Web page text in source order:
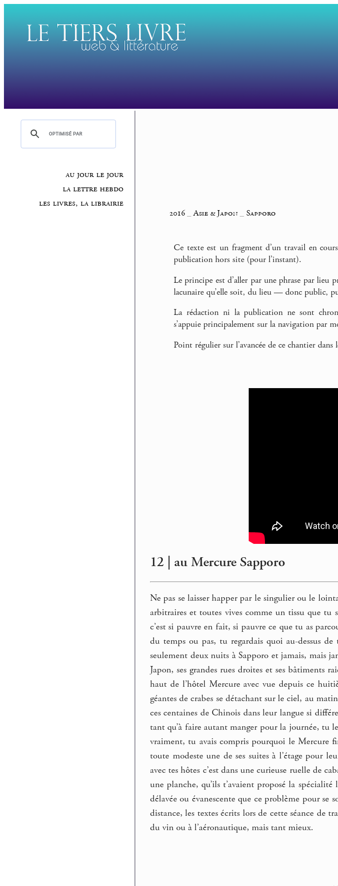
au jour le jour
la lettre hebdo
les livres, la librairie
2016 _Asie & Japon _Sapporo
Ce texte est un fragment d’un travail en
publication hors site (pour l’instant).
Le principe est d’aller par une phrase par lieu
lacunaire qu’elle soit, du lieu — donc public,
La rédaction ni la publication ne sont
s’appuie principalement sur la navigation par
Point régulier sur l’avancée de ce chantier
12 | au Mercure Sapporo
Ne pas se laisser happer par le singulier ou le
arbitraires et toutes vives comme un tissu que
c’est si pauvre en fait, si pauvre ce que tu as
du temps ou pas, tu regardais quoi au-dessus
seulement deux nuits à Sapporo et jamais, mais
Japon, ses grandes rues droites et ses
haut de l’hôtel Mercure avec vue depuis ce
géantes de crabes se détachant sur le ciel, au
ces centaines de Chinois dans leur langue si
tant qu’à faire autant manger pour la journée, tu
vraiment, tu avais compris pourquoi le Mercure
toute modeste une de ses suites à l’étage pour
avec tes hôtes c’est dans une curieuse ruelle de
une planche, qu’ils t’avaient proposé la
délavée ou évanescente que ce problème pour
distance, les textes écrits lors de cette séance de
du vin ou à l’aéronautique, mais tant mieux.